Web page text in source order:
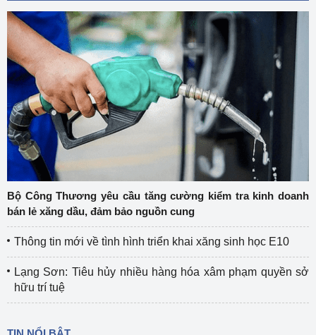
Bộ Công Thương yêu cầu tăng cường kiểm tra kinh doanh
bán lẻ xăng dầu, đảm bảo nguồn cung
Thông tin mới về tình hình triển khai xăng sinh học E10
Lạng Sơn: Tiêu hủy nhiều hàng hóa xâm phạm quyền sở
hữu trí tuệ